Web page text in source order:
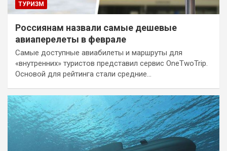
ТУРИЗМ
Россиянам назвали самые дешевые
авиаперелеты в феврале
Самые доступные авиабилеты и маршруты для
«внутренних» туристов представил сервис OneTwoTrip.
Основой для рейтинга стали средние…